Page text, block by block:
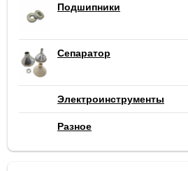
Подшипники
Сепаратор
Электроинструменты
Разное